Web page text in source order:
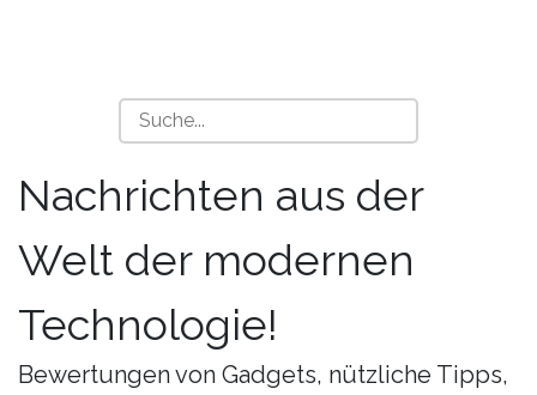
Nachrichten aus der
Welt der modernen
Technologie!
Bewertungen von Gadgets, nützliche Tipps,